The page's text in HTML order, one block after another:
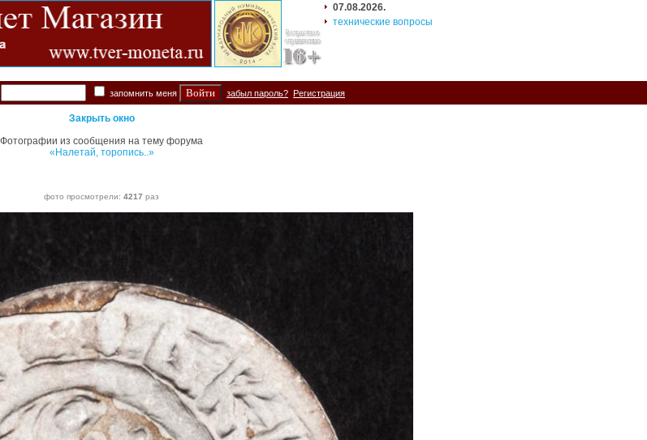
07.08.2026.
технические вопросы
запомнить меня забыл пароль? Регистрация
Закрыть окно
Фотографии из сообщения на тему форума
«Налетай, торопись..»
фото просмотрели: 4217 раз